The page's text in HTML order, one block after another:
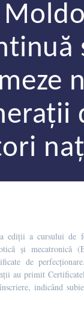
ediții a cursului de
și mecatronică
de
au primit
indicând